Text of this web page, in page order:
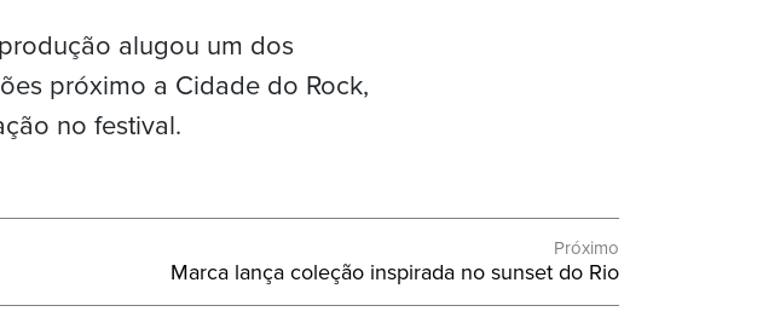
alugou um dos
próximo a Cidade do Rock,
no festival.
Próximo
Próximo
Post:
Marca lança coleção inspirada no sunset do Rio